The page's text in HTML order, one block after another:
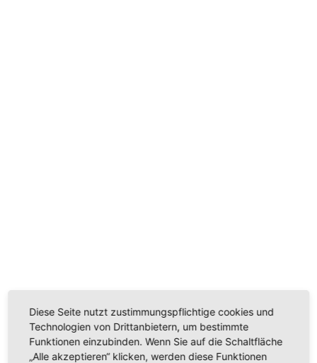
Diese Seite nutzt zustimmungspflichtige cookies und
Technologien von Drittanbietern, um bestimmte
Funktionen einzubinden. Wenn Sie auf die Schaltfläche
„Alle akzeptieren“ klicken, werden diese Funktionen